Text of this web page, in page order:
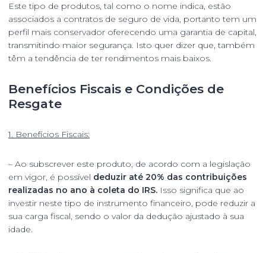
Este tipo de produtos, tal como o nome indica, estão
associados a contratos de seguro de vida, portanto tem um
perfil mais conservador oferecendo uma garantia de capital,
transmitindo maior segurança. Isto quer dizer que, também
têm a tendência de ter rendimentos mais baixos.
Benefícios Fiscais e Condições de
Resgate
1. Benefícios Fiscais:
– Ao subscrever este produto, de acordo com a legislação
em vigor, é possível deduzir até 20% das contribuições
realizadas no ano à coleta do IRS. Isso significa que ao
investir neste tipo de instrumento financeiro, pode reduzir a
sua carga fiscal, sendo o valor da dedução ajustado à sua
idade.